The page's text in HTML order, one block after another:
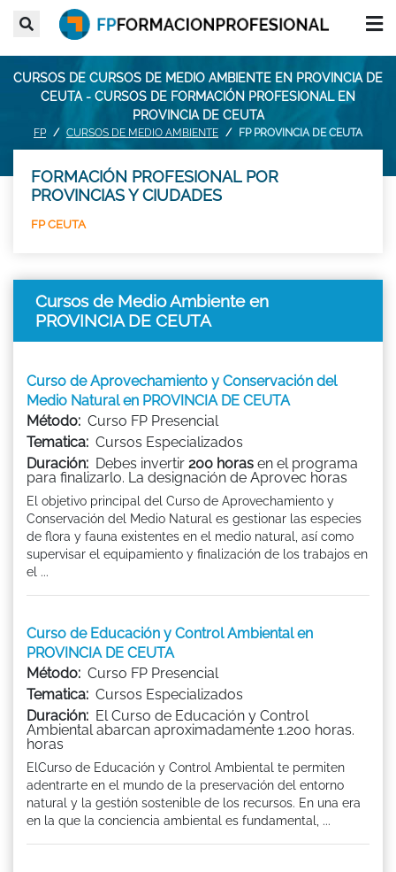
CURSOS DE CURSOS DE MEDIO AMBIENTE EN PROVINCIA DE
CEUTA - CURSOS DE FORMACIÓN PROFESIONAL EN
PROVINCIA DE CEUTA
FP CURSOS DE MEDIO AMBIENTE FP PROVINCIA DE CEUTA
FORMACIÓN PROFESIONAL POR
PROVINCIAS Y CIUDADES
FP CEUTA
Cursos de Medio Ambiente en
PROVINCIA DE CEUTA
Curso de Aprovechamiento y Conservación del
Medio Natural en PROVINCIA DE CEUTA
Método: Curso FP Presencial
Tematica: Cursos Especializados
Duración: Debes invertir 200 horas en el programa
para finalizarlo. La designación de Aprovec horas
El objetivo principal del Curso de Aprovechamiento y
Conservación del Medio Natural es gestionar las especies
de flora y fauna existentes en el medio natural, así como
supervisar el equipamiento y finalización de los trabajos en
el ...
Curso de Educación y Control Ambiental en
PROVINCIA DE CEUTA
Método: Curso FP Presencial
Tematica: Cursos Especializados
Duración: El Curso de Educación y Control
Ambiental abarcan aproximadamente 1.200 horas.
horas
ElCurso de Educación y Control Ambiental te permiten
adentrarte en el mundo de la preservación del entorno
natural y la gestión sostenible de los recursos. En una era
en la que la conciencia ambiental es fundamental, ...